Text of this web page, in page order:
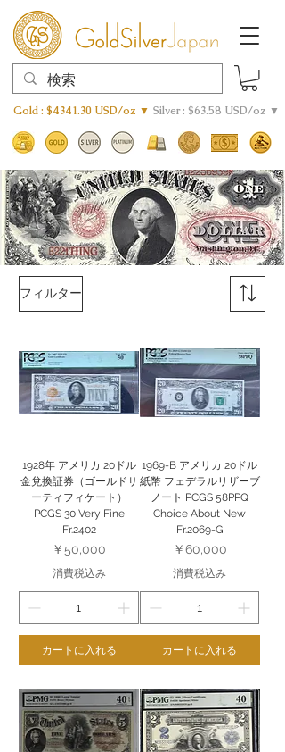
Gold : $4341.30 USD/oz ▼ Silver : $63.58 USD/oz ▼
フィルター
1928年 アメリカ 20ドル
金兌換証券（ゴールドサ
ーティフィケート）
PCGS 30 Very Fine
Fr.2402
価格
￥50,000
消費税込み
カートに入れる
1969-B アメリカ 20ドル
紙幣 フェデラルリザーブ
ノート PCGS 58PPQ
Choice About New
Fr.2069-G
価格
￥60,000
消費税込み
カートに入れる